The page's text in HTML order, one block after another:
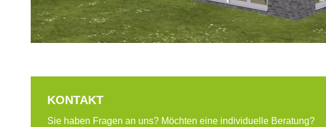
KONTAKT
Sie haben Fragen an uns? Möchten eine individuelle Beratung?